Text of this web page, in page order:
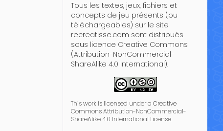
Tous les textes, jeux, fichiers et
concepts de jeu présents (ou
téléchargeables) sur le site
recreatisse.com sont distribués
sous licence Creative Commons
(Attribution-NonCommercial-
ShareAlike 4.0 International).
This work is licensed under a Creative
Commons Attribution-NonCommercial-
ShareAlike 4.0 International License.